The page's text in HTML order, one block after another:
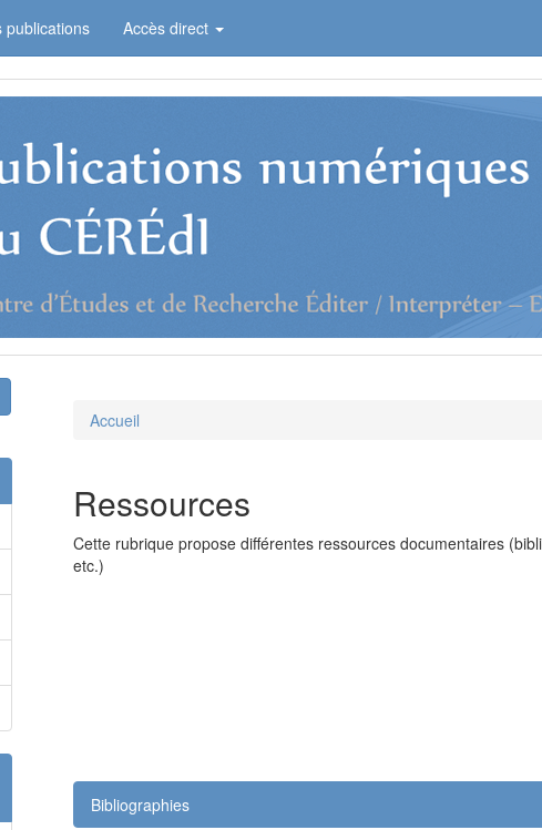
publications Accès direct
Accueil
Ressources
Cette rubrique propose différentes ressources documentaires
etc.)
Bibliographies